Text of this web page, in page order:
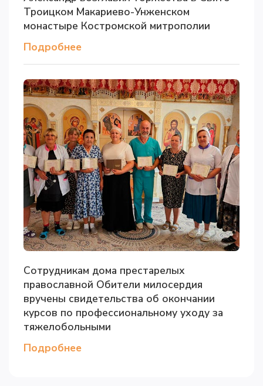
Троицком Макариево-Унженском
монастыре Костромской митрополии
Подробнее
Сотрудникам дома престарелых
православной Обители милосердия
вручены свидетельства об окончании
курсов по профессиональному уходу за
тяжелобольными
Подробнее